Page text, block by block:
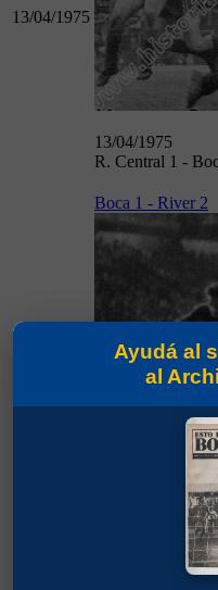
13/04/1975
13/04/1975
R. Central 1 -
Boca 1 - River 2
Boca 1 - River 2
Banfield 1 -
Ayudá al
al